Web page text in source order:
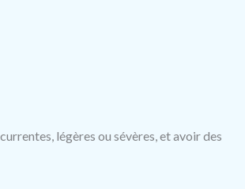
légères ou sévères, et avoir des